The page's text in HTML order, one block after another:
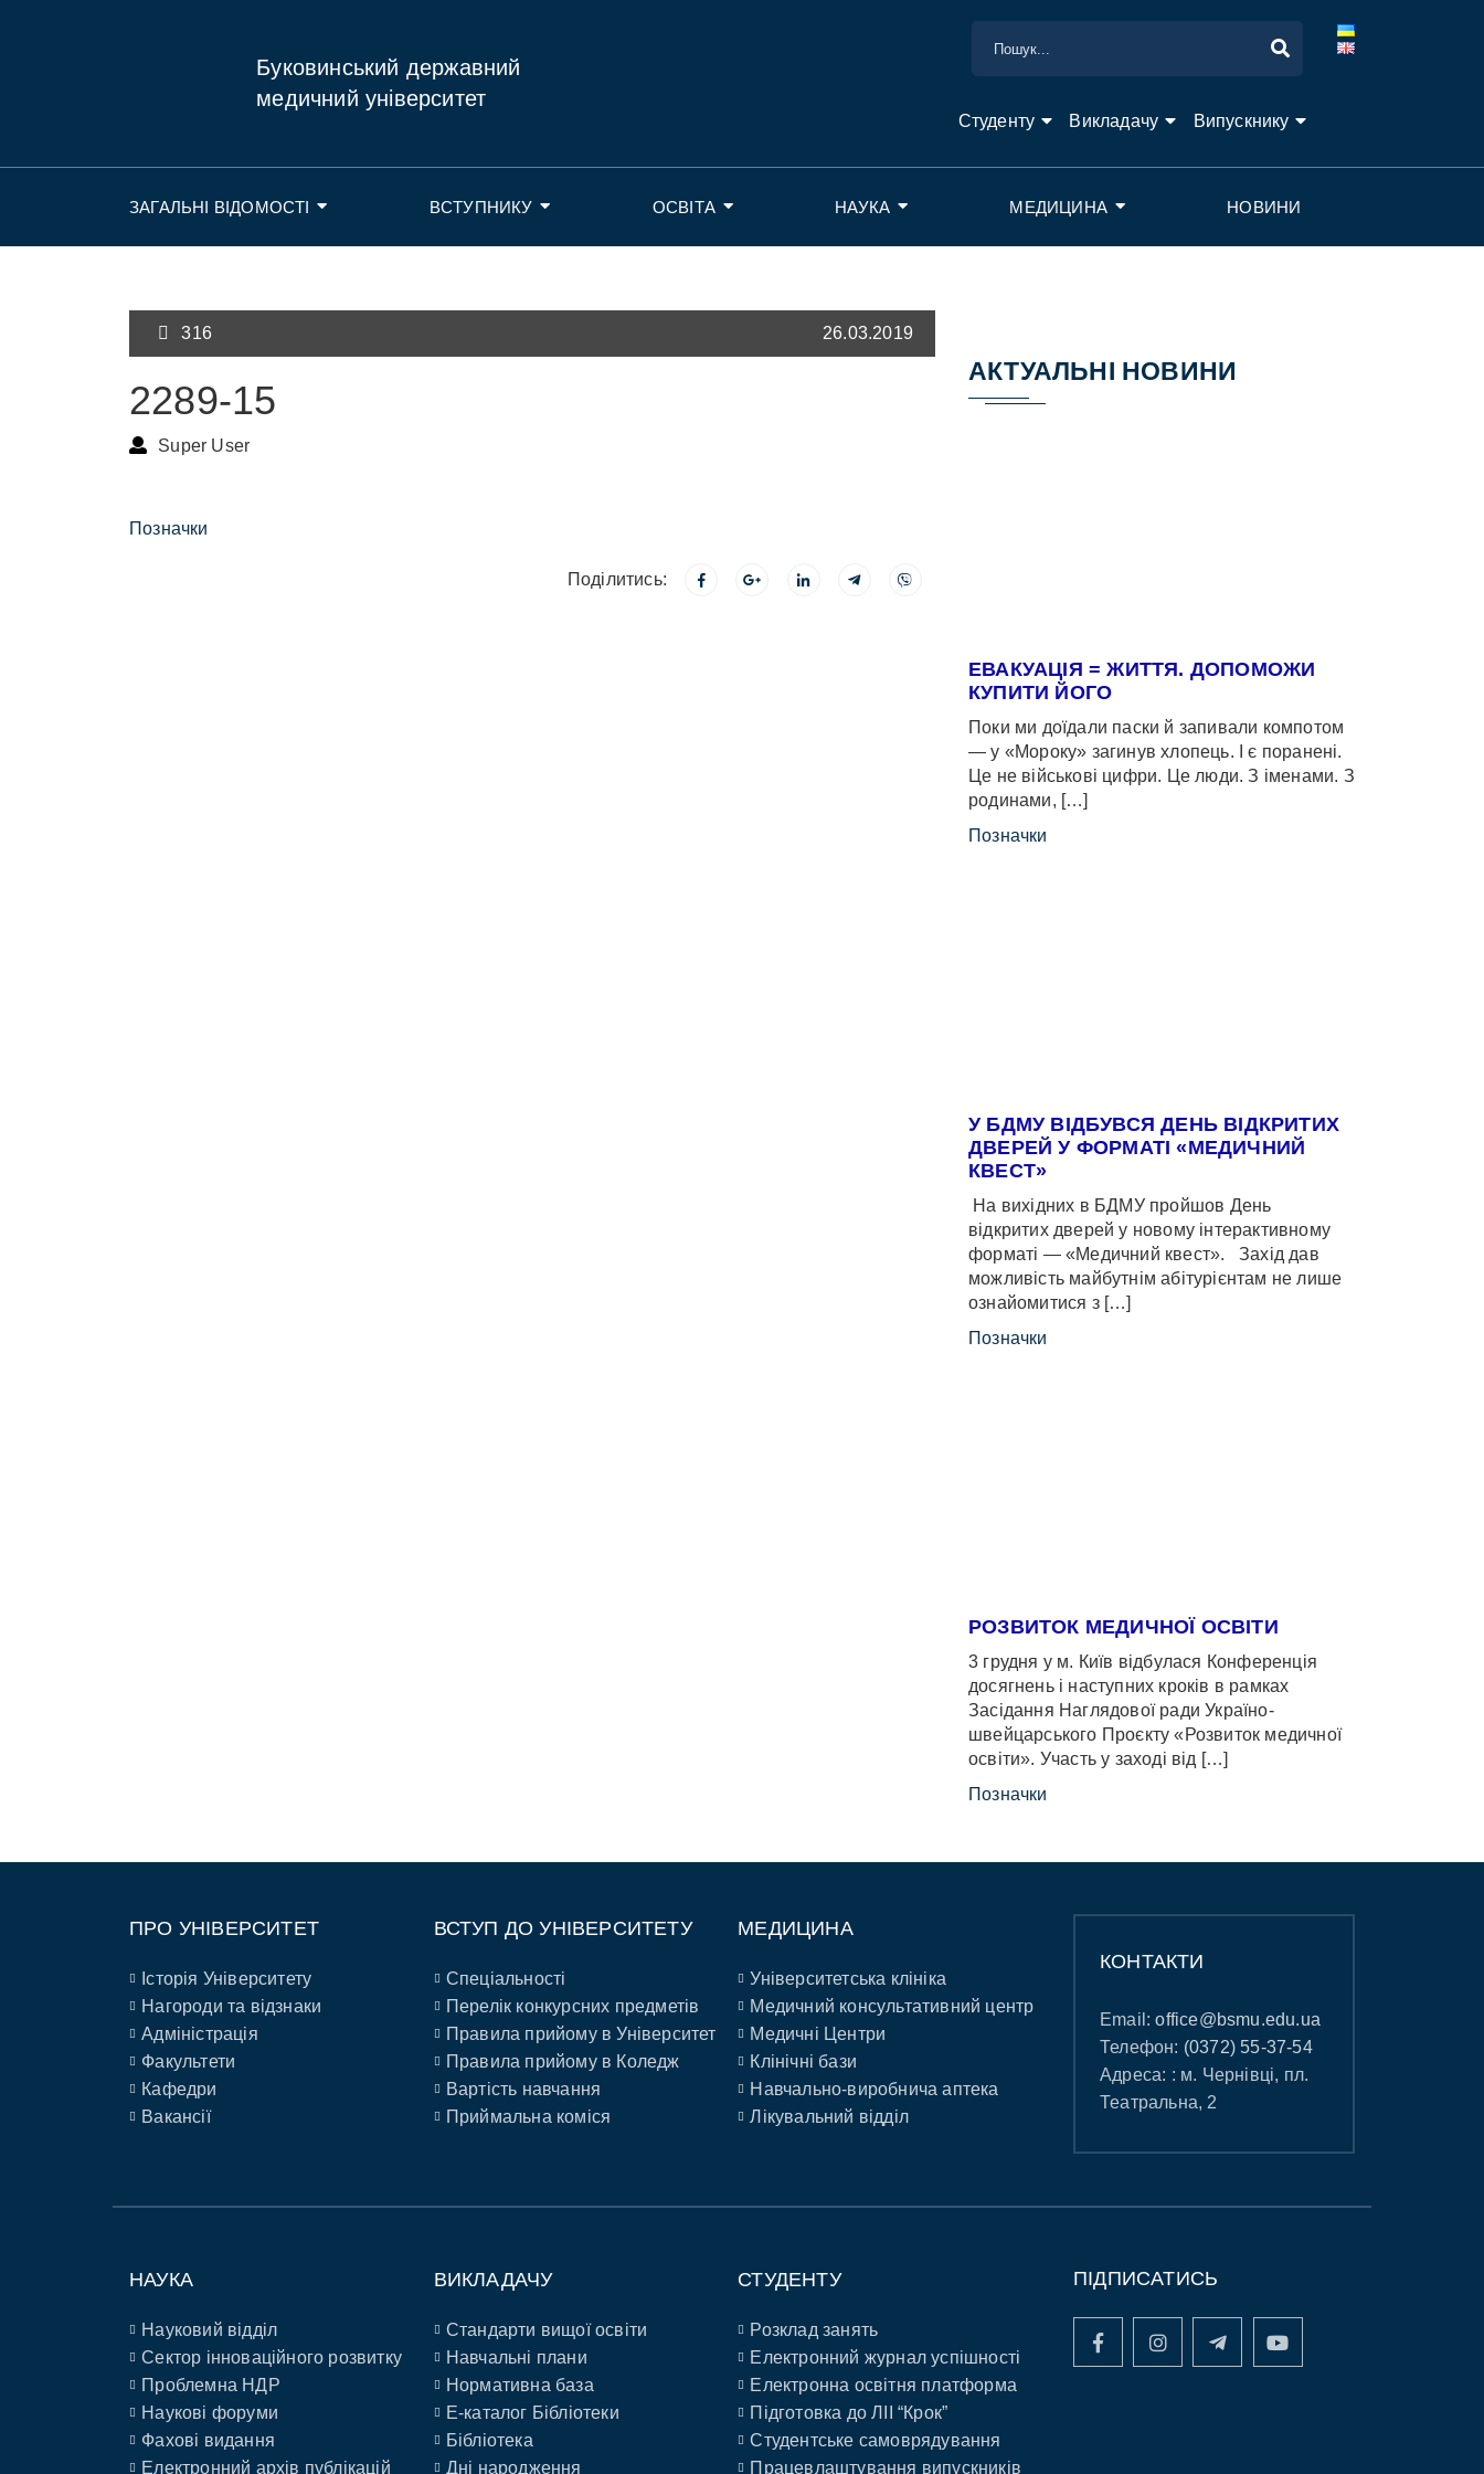
Буковинський державний
медичний університет
Студенту Викладачу Випускнику
ЗАГАЛЬНІ ВІДОМОСТІ ВСТУПНИКУ ОСВІТА НАУКА МЕДИЦИНА НОВИНИ
316 26.03.2019
2289-15
Super User
Позначки
Поділитись:
АКТУАЛЬНІ НОВИНИ
ЕВАКУАЦІЯ = ЖИТТЯ. ДОПОМОЖИ
КУПИТИ ЙОГО
Поки ми доїдали паски й запивали компотом
— у «Мороку» загинув хлопець. І є поранені.
Це не військові цифри. Це люди. З іменами. З
родинами, […]
Позначки
У БДМУ ВІДБУВСЯ ДЕНЬ ВІДКРИТИХ
ДВЕРЕЙ У ФОРМАТІ «МЕДИЧНИЙ
КВЕСТ»
На вихідних в БДМУ пройшов День
відкритих дверей у новому інтерактивному
форматі — «Медичний квест». Захід дав
можливість майбутнім абітурієнтам не лише
ознайомитися з […]
Позначки
РОЗВИТОК МЕДИЧНОЇ ОСВІТИ
3 грудня у м. Київ відбулася Конференція
досягнень і наступних кроків в рамках
Засідання Наглядової ради Україно-
швейцарського Проєкту «Розвиток медичної
освіти». Участь у заході від […]
Позначки
ПРО УНІВЕРСИТЕТ
Історія Університету
Нагороди та відзнаки
Адміністрація
Факультети
Кафедри
Вакансії
ВСТУП ДО УНІВЕРСИТЕТУ
Спеціальності
Перелік конкурсних предметів
Правила прийому в Університет
Правила прийому в Коледж
Вартість навчання
Приймальна коміся
МЕДИЦИНА
Університетська клініка
Медичний консультативний центр
Медичні Центри
Клінічні бази
Навчально-виробнича аптека
Лікувальний відділ
КОНТАКТИ
Email:office@bsmu.edu.ua
Телефон: (0372) 55-37-54
Адреса: : м. Чернівці, пл.
Театральна, 2
НАУКА
Науковий відділ
Сектор інноваційного розвитку
Проблемна НДР
Наукові форуми
Фахові видання
Електронний архів публікацій
ВИКЛАДАЧУ
Стандарти вищої освіти
Навчальні плани
Нормативна база
E-каталог Бібліотеки
Бібліотека
Дні народження
СТУДЕНТУ
Розклад занять
Електронний журнал успішності
Електронна освітня платформа
Підготовка до ЛІІ “Крок”
Студентське самоврядування
Працевлаштування випускників
ПІДПИСАТИСЬ